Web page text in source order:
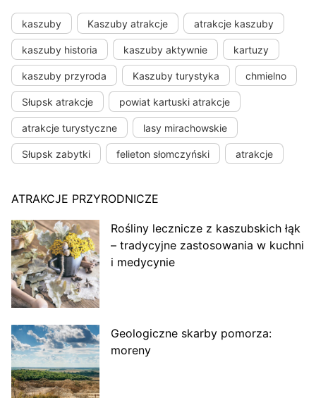
kaszuby Kaszuby atrakcje atrakcje kaszuby
kaszuby historia kaszuby aktywnie kartuzy
kaszuby przyroda Kaszuby turystyka chmielno
Słupsk atrakcje powiat kartuski atrakcje
atrakcje turystyczne lasy mirachowskie
Słupsk zabytki felieton słomczyński atrakcje
ATRAKCJE PRZYRODNICZE
Rośliny lecznicze z kaszubskich łąk
– tradycyjne zastosowania w kuchni
i medycynie
Geologiczne skarby pomorza:
moreny